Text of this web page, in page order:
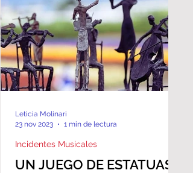
UN JUEGO DE ESTATUAS
Incidentes Musicales
Leticia Molinari
23 nov 2023
1 min de lectura